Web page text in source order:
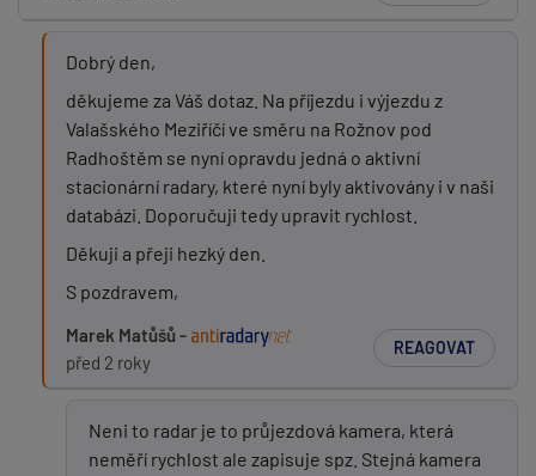
Dobrý den,
děkujeme za Váš dotaz. Na příjezdu i výjezdu z
Valašského Meziříčí ve směru na Rožnov pod
Radhoštěm se nyní opravdu jedná o aktivní
stacionární radary, které nyní byly aktivovány i v naši
databázi. Doporučuji tedy upravit rychlost.
Děkuji a přeji hezký den.
S pozdravem,
Marek Matůšů -
před 2 roky
REAGOVAT
Neni to radar je to průjezdová kamera, která
neměří rychlost ale zapisuje spz. Stejná kamera